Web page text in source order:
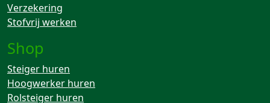
Verzekering
Stofvrij werken
Shop
Steiger huren
Hoogwerker huren
Rolsteiger huren